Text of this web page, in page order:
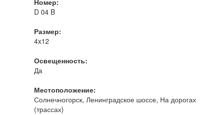
Номер:
D 04 B
Размер:
4x12
Освещенность:
Да
Местоположение:
Солнечногорск, Ленинградское шоссе, На дорогах
(трассах)